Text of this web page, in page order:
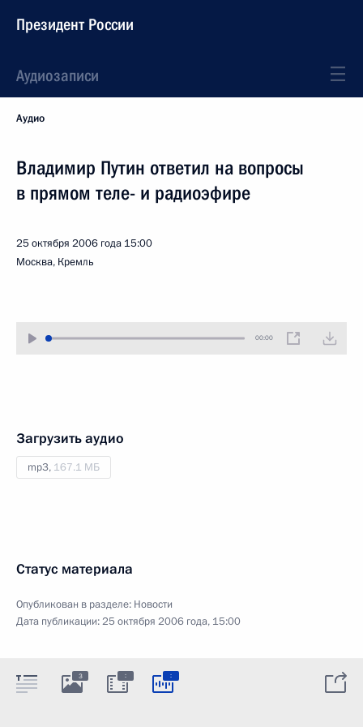
Президент России
Аудиозаписи
Аудио
Владимир Путин ответил на вопросы
в прямом теле- и радиоэфире
25 октября 2006 года 15:00
Москва, Кремль
00:00
Загрузить аудио
mp3, 167.1 МБ
Статус материала
Опубликован в разделе: Новости
Дата публикации:25 октября 2006 года, 15:00
3 : :